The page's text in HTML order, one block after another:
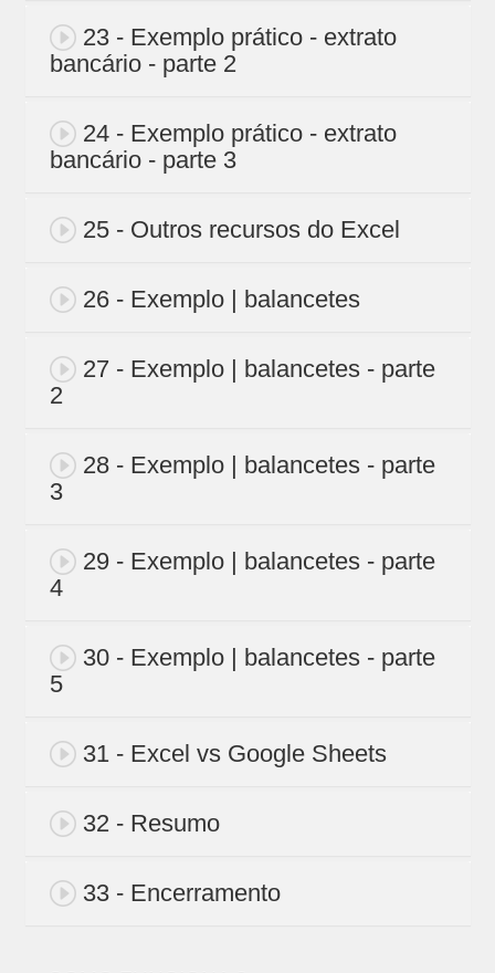
23 - Exemplo prático - extrato
bancário - parte 2
24 - Exemplo prático - extrato
bancário - parte 3
25 - Outros recursos do Excel
26 - Exemplo | balancetes
27 - Exemplo | balancetes - parte
2
28 - Exemplo | balancetes - parte
3
29 - Exemplo | balancetes - parte
4
30 - Exemplo | balancetes - parte
5
31 - Excel vs Google Sheets
32 - Resumo
33 - Encerramento